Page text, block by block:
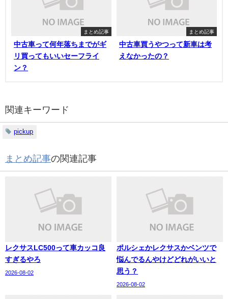
まとめ記事
中古車って何年落ちまでがギ
リ買ってもいいセーフライ
ン？
まとめ記事
中古車買うやつって新車は考
えなかったの？
関連キーワード
pickup
まとめ記事の関連記事
レクサスLC500って車カッコ良
すぎるやろ
2026-08-02
ポルシェかレクサスかベンツで
悩んでるんやけどどれがいいと
思う？
2026-08-02